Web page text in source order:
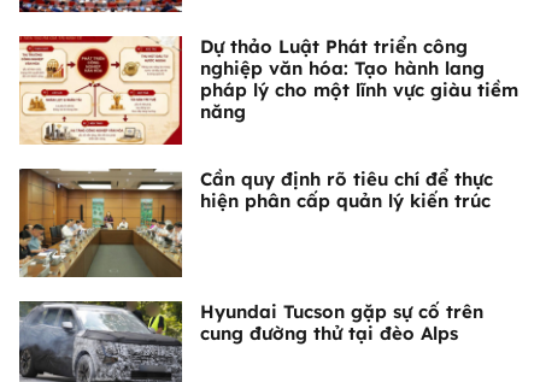
Dự thảo Luật Phát triển công
nghiệp văn hóa: Tạo hành lang
pháp lý cho một lĩnh vực giàu tiềm
năng
Cần quy định rõ tiêu chí để thực
hiện phân cấp quản lý kiến trúc
Hyundai Tucson gặp sự cố trên
cung đường thử tại đèo Alps